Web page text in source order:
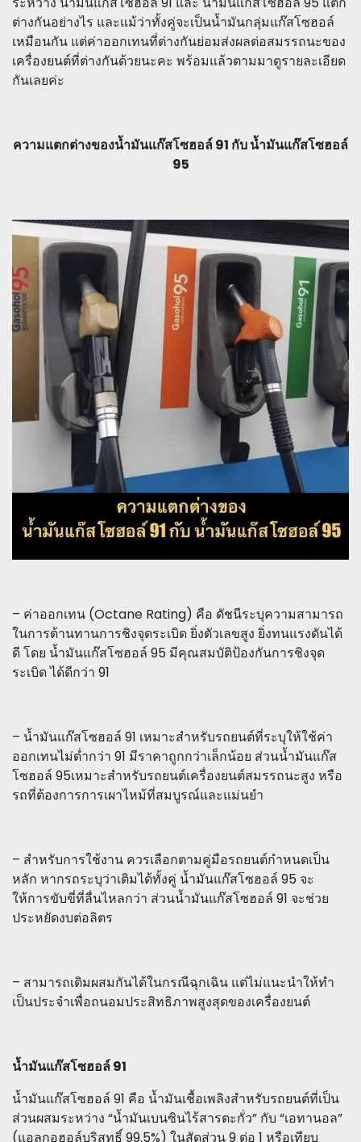
ต่างกันอย่างไร และแม้ว่าทั้งคู่จะเป็นน้ำมันกลุ่มแก๊สโซฮอล์
เหมือนกัน แต่ค่าออกเทนที่ต่างกันย่อมส่งผลต่อสมรรถนะของ
เครื่องยนต์ที่ต่างกันด้วยนะคะ พร้อมแล้วตามมาดูรายละเอียด
กันเลยค่ะ
ความแตกต่างของน้ำมันแก๊สโซฮอล์ 91 กับ น้ำมันแก๊สโซฮอล์
95
– ค่าออกเทน (Octane Rating) คือ ดัชนีระบุความสามารถ
ในการต้านทานการชิงจุดระเบิด ยิ่งตัวเลขสูง ยิ่งทนแรงดันได้
ดี โดย น้ำมันแก๊สโซฮอล์ 95 มีคุณสมบัติป้องกันการชิงจุด
ระเบิด ได้ดีกว่า 91
– น้ำมันแก๊สโซฮอล์ 91 เหมาะสำหรับรถยนต์ที่ระบุให้ใช้ค่า
ออกเทนไม่ต่ำกว่า 91 มีราคาถูกกว่าเล็กน้อย ส่วนน้ำมันแก๊ส
โซฮอล์ 95เหมาะสำหรับรถยนต์เครื่องยนต์สมรรถนะสูง หรือ
รถที่ต้องการการเผาไหม้ที่สมบูรณ์และแม่นยำ
– สำหรับการใช้งาน ควรเลือกตามคู่มือรถยนต์กำหนดเป็น
หลัก หากรถระบุว่าเติมได้ทั้งคู่ น้ำมันแก๊สโซฮอล์ 95 จะ
ให้การขับขี่ที่ลื่นไหลกว่า ส่วนน้ำมันแก๊สโซฮอล์ 91 จะช่วย
ประหยัดงบต่อลิตร
– สามารถเติมผสมกันได้ในกรณีฉุกเฉิน แต่ไม่แนะนำให้ทำ
เป็นประจำเพื่อถนอมประสิทธิภาพสูงสุดของเครื่องยนต์
น้ำมันแก๊สโซฮอล์ 91
น้ำมันแก๊สโซฮอล์ 91 คือ น้ำมันเชื้อเพลิงสำหรับรถยนต์ที่เป็น
ส่วนผสมระหว่าง “น้ำมันเบนซินไร้สารตะกั่ว” กับ “เอทานอล”
(แอลกอฮอล์บริสุทธิ์ 99.5%) ในสัดส่วน 9 ต่อ 1 หรือเทียบ